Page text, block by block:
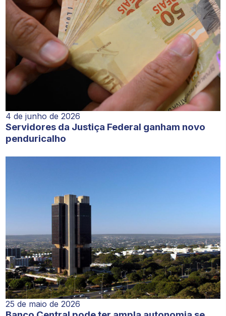
4 de junho de 2026
Servidores da Justiça Federal ganham novo
penduricalho
25 de maio de 2026